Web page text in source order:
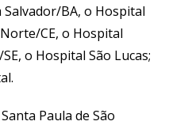
Salvador/BA, o Hospital
CE, o Hospital
o Hospital São Lucas;
Paula de São